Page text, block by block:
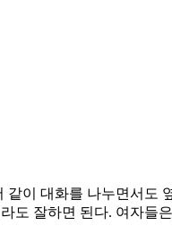
이 대화를 나누면서
도 잘하면 된다. 여자들